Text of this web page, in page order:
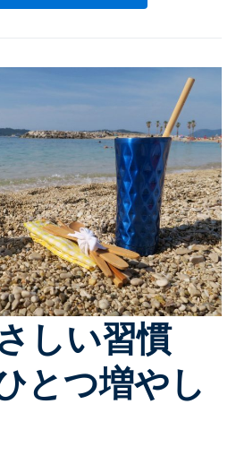
しい習慣
とつ増やし